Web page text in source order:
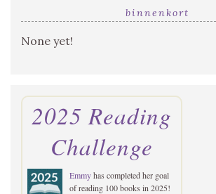
binnenkort
None yet!
2025 Reading
Challenge
Emmyhas completed her goal
of reading 100 books in 2025!